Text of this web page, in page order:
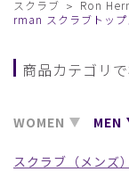
スクラブ
Ron
rman スクラブトップ
商品カテゴリ
WOMEN MEN
スクラブ（メンズ